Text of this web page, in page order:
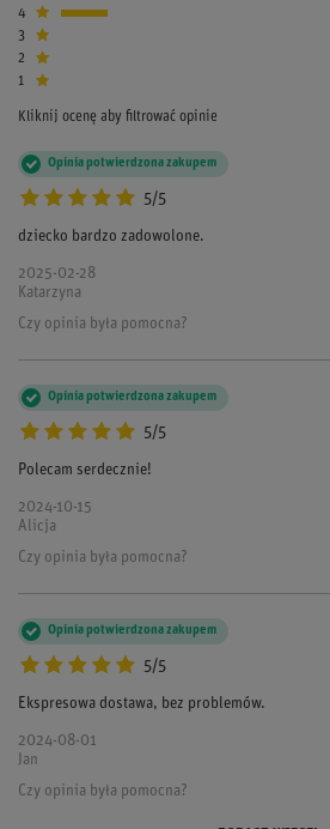
4
3
2
1
Kliknij ocenę aby filtrować opinie
5/5
Opinia potwierdzona zakupem
dziecko bardzo zadowolone.
2025-02-28
Katarzyna
Czy opinia była pomocna?
5/5
Opinia potwierdzona zakupem
Polecam serdecznie!
2024-10-15
Alicja
Czy opinia była pomocna?
5/5
Opinia potwierdzona zakupem
Ekspresowa dostawa, bez problemów.
2024-08-01
Jan
Czy opinia była pomocna?